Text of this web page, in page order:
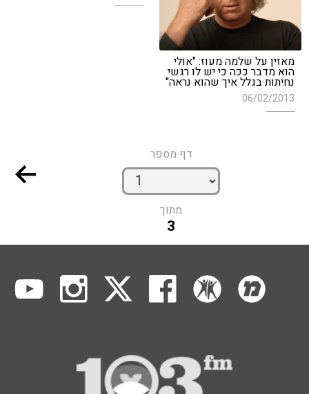
מאזין על שלמה מעוז: "אולי
הוא מדבר ככה כי יש לו רגשי
נחיתות בגלל איך שהוא נראה"
06/02/2013
דף מספר
מתוך
3